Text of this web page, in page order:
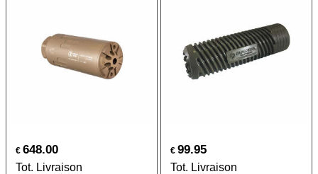
€ 648.00
Tot. Livraison
€ 99.95
Tot. Livraison